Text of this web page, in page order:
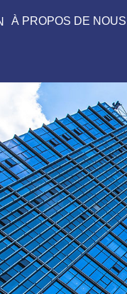
À PROPOS DE NOUS